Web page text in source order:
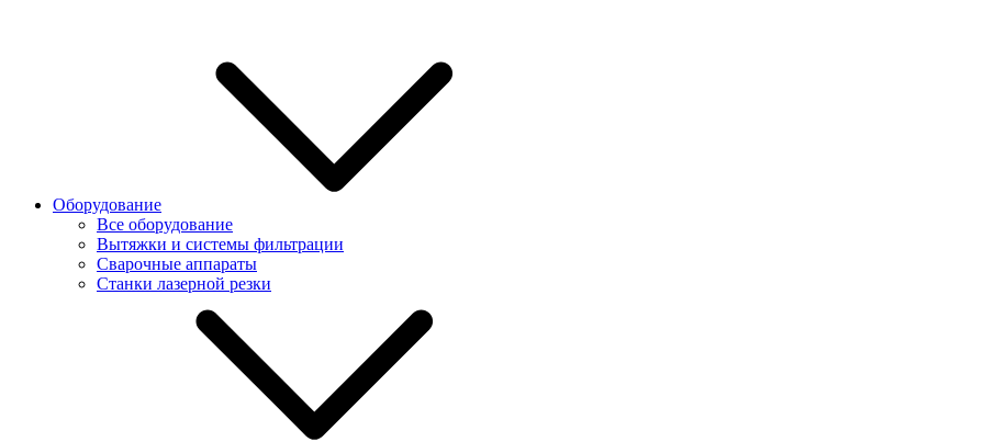
Оборудование
Все оборудование
Вытяжки и системы фильтрации
Сварочные аппараты
Станки лазерной резки